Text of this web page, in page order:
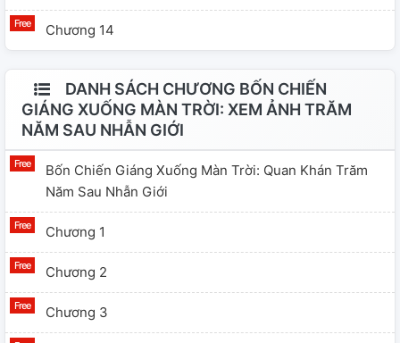
Chương 14
DANH SÁCH CHƯƠNG BỐN CHIẾN
GIÁNG XUỐNG MÀN TRỜI: XEM ẢNH TRĂM
NĂM SAU NHẪN GIỚI
Bốn Chiến Giáng Xuống Màn Trời: Quan Khán Trăm
Năm Sau Nhẫn Giới
Chương 1
Chương 2
Chương 3